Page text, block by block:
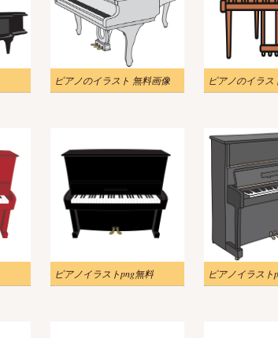
ピアノのイラスト 無料画像 ピアノのイラス
ピアノイラストpng無料 ピアノイラスト